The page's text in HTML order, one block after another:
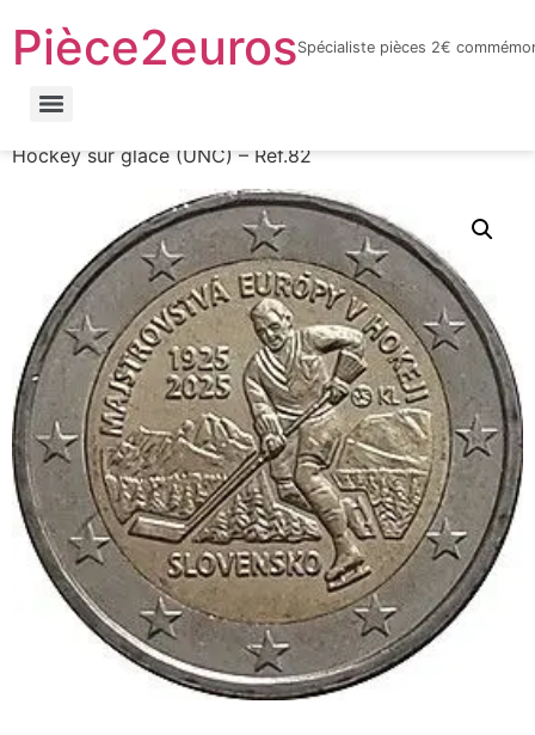
LnyacO_HdHZmhxKtnaFXQuhcbF-jYnbRWJOFBf_6sYY
Pièce2eurosSpécialiste pièces 2€
Hockey sur glace (UNC) – Réf.82